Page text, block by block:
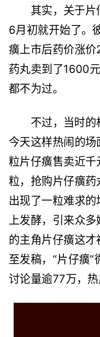
其实，关于片
6月初就开始了。
癀上市后药价涨
药丸卖到了1600
都不为过。
不过，当时
今天这样热闹的
粒片仔癀售卖近
粒，抢购片仔癀药
出现了一粒难求的
上发酵，引来众
的主角片仔癀这
至发稿，“片仔癀”
讨论量逾77万，热